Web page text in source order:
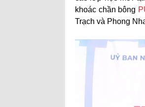
khoác chần bông
Trạch và Phong